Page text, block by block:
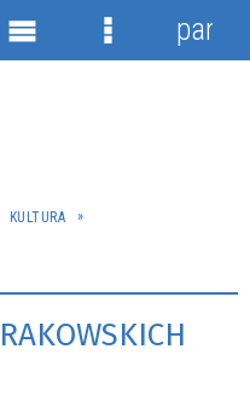
KULTURA
Menu
Menu
panel